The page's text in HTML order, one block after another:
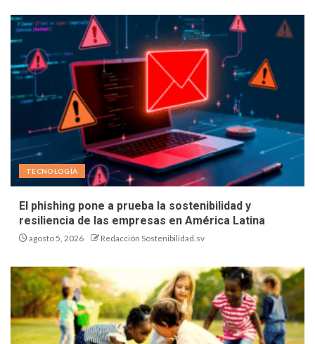
TECNOLOGÍA
El phishing pone a prueba la sostenibilidad y
resiliencia de las empresas en América Latina
agosto 5, 2026 Redacción Sostenibilidad.sv